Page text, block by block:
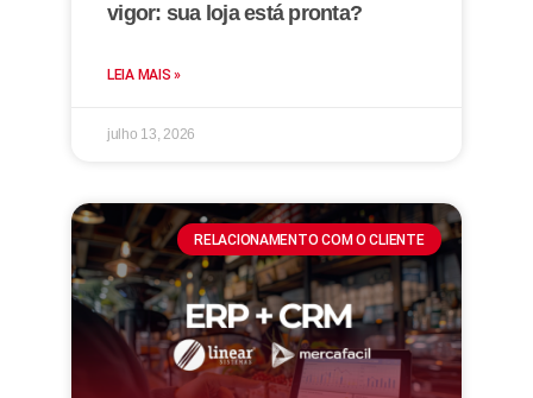
vigor: sua loja está pronta?
LEIA MAIS »
julho 13, 2026
RELACIONAMENTO COM O CLIENTE